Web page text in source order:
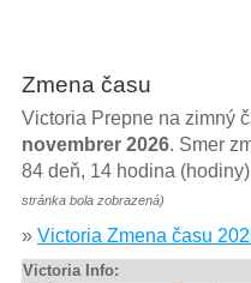
Zmena času
Victoria Prepne na zimný
novembrer 2026. Smer
84 deň, 14 hodina
stránka bola zobrazená)
» Victoria Zmena času
Victoria Info: